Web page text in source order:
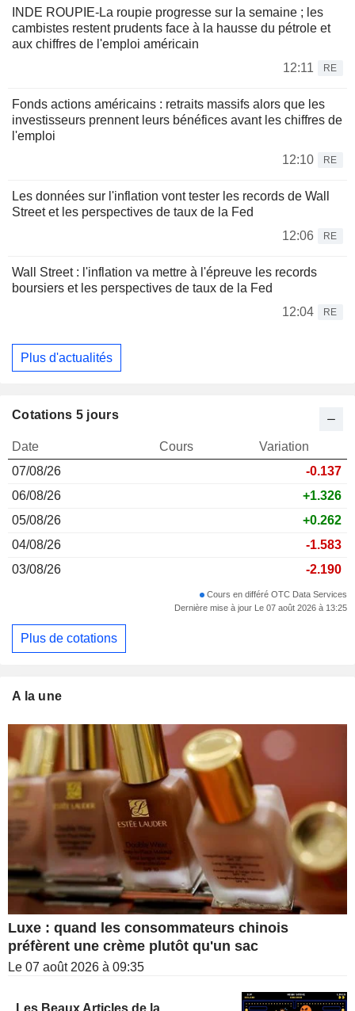
INDE ROUPIE-La roupie progresse sur la semaine ; les
cambistes restent prudents face à la hausse du pétrole et
aux chiffres de l'emploi américain
12:11
RE
Fonds actions américains : retraits massifs alors que les
investisseurs prennent leurs bénéfices avant les chiffres de
l'emploi
12:10
RE
Les données sur l'inflation vont tester les records de Wall
Street et les perspectives de taux de la Fed
12:06
RE
Wall Street : l'inflation va mettre à l'épreuve les records
boursiers et les perspectives de taux de la Fed
12:04
RE
Plus d'actualités
Cotations 5 jours
Date Cours
Variation
07/08/26
-0.137
06/08/26
+1.326
05/08/26
+0.262
04/08/26
-1.583
03/08/26
-2.190
Cours en différé OTC Data Services
Dernière mise à jour Le 07 août 2026 à 13:25
Plus de cotations
A la une
Luxe : quand les consommateurs chinois
préfèrent une crème plutôt qu'un sac
Le 07 août 2026 à 09:35